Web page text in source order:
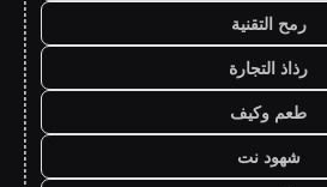
رمح التقنية
رذاذ التجارة
طعم وكيف
شهود نت